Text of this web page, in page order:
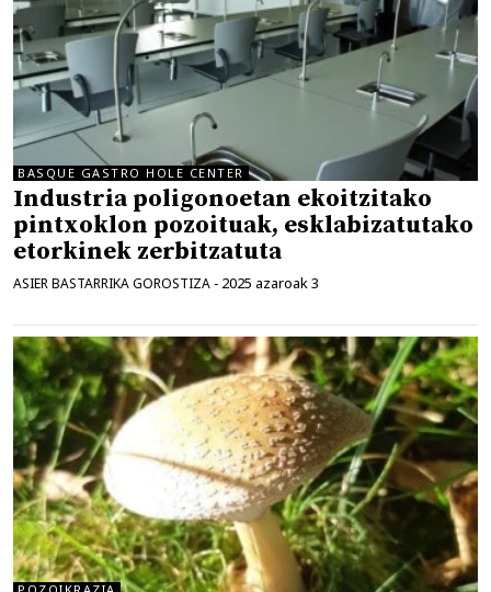
BASQUE GASTRO HOLE CENTER
Industria poligonoetan ekoitzitako
pintxoklon pozoituak, esklabizatutako
etorkinek zerbitzatuta
ASIER BASTARRIKA GOROSTIZA - 2025 azaroak 3